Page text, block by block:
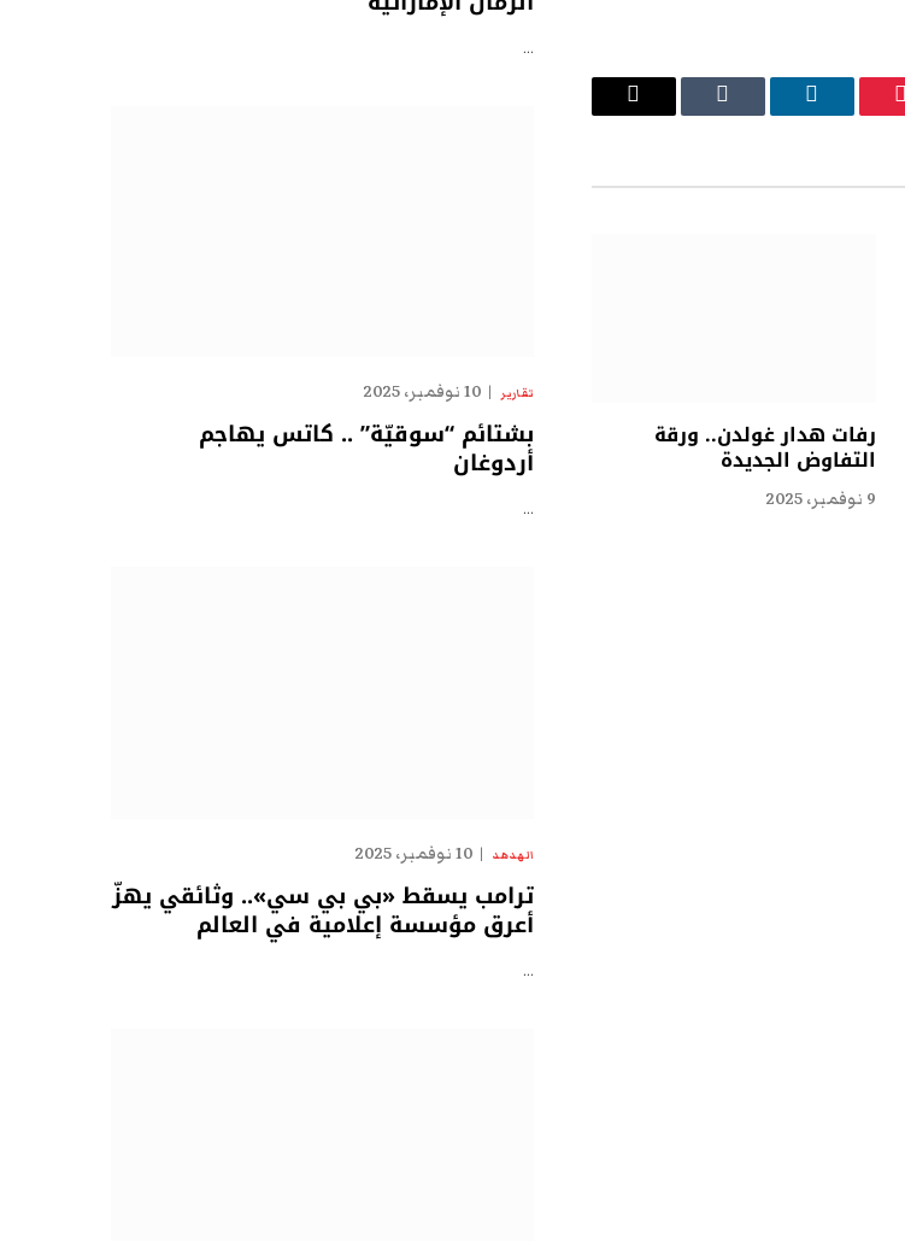
بينتيريست لينكدإن Tumblr
البريد
رفات هدار غولدن.. ورقة
التفاوض الجديدة
9 نوفمبر، 2025
…
تقارير 10 نوفمبر، 2025
بشتائم “سوقيّة” .. كاتس يهاجم
أردوغان
…
الهدهد 10 نوفمبر، 2025
ترامب يسقط «بي بي سي».. وثائقي يهزّ
أعرق مؤسسة إعلامية في العالم
…